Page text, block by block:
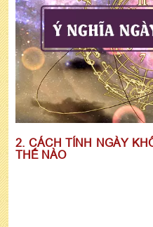
2. CÁCH TÍNH NGÀY
THẾ NÀO